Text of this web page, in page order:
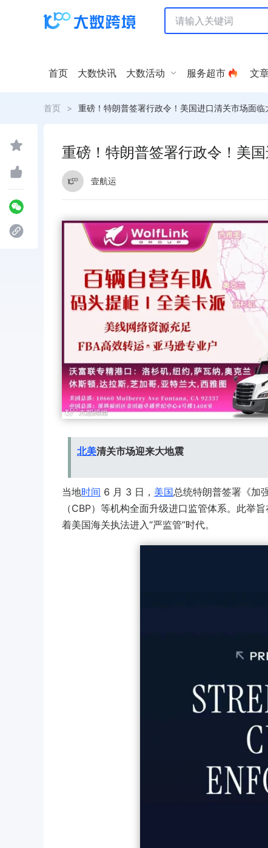
首页 大数快讯 大数活动 服务超市 文
首页 > 重磅！特朗普签署行政令！美国进口清关市场面临
重磅！特朗普签署行政令！美
壹航运
北美清关市场迎来大地震
当地时间 6 月 3 日， 美国总统特朗普签署《加
（CBP）等机构全面升级进口监管体系。此举
着美国海关执法进入“严监管”时代。